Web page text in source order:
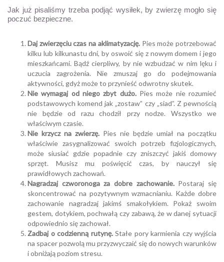
Jak już pisaliśmy trzeba podjąć wysiłek, by zwierzę mogło się
poczuć bezpieczne.
Daj zwierzęciu czas na aklimatyzację.Pies może potrzebować
kilku lub kilkunastu dni, by oswoić się z nowym domem i jego
mieszkańcami. Bądź cierpliwy, by nie wzbudzać w nim lęku i
uczucia zagrożenia. Nie zmuszaj go do podejmowania
aktywności, gdyż może to przynieść odwrotny skutek.
Nie wymagaj od niego zbyt dużo.Pies może nie rozumieć
podstawowych komend jak „zostaw” czy „siad”. Z pewnością
nie będzie od razu chodził przy nodze. Wszystko we
właściwym czasie.
Nie krzycz na zwierzę. Pies nie będzie umiał na początku
właściwie zasygnalizować swoich potrzeb fizjologicznych,
może siusiać gdzie popadnie czy zniszczyć jakiś domowy
sprzęt. Musisz mu poświęcić czas, by nauczył się
prawidłowych zachowań.
Nagradzaj czworonoga za dobre zachowanie.Postaraj się
skoncentrować na pozytywnym wzmacnianiu. Każde dobre
zachowanie nagradzaj jakimś smakołykiem. Pokaż swoim
gestem, dotykiem, pochwałą czy zabawą, że w danej sytuacji
odpowiednio się zachował.
Zadbaj o codzienną rutynę.Stałe pory karmienia czy wyjścia
na spacer pozwolą mu przyzwyczaić się do nowych warunków
i obniżają poziom stresu.